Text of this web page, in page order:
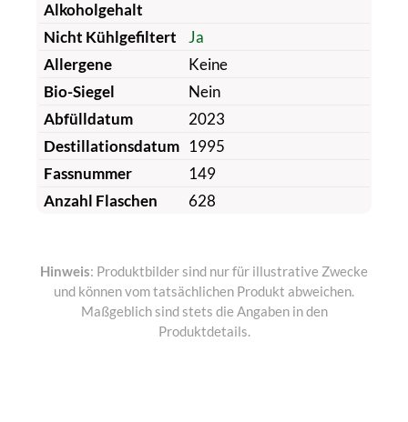
Alkoholgehalt
Nicht Kühlgefiltert
Ja
Allergene
Keine
Bio-Siegel
Nein
Abfülldatum
2023
Destillationsdatum 1995
Fassnummer
149
Anzahl Flaschen
628
Hinweis: Produktbilder sind nur für illustrative Zwecke
und können vom tatsächlichen Produkt abweichen.
Maßgeblich sind stets die Angaben in den
Produktdetails.